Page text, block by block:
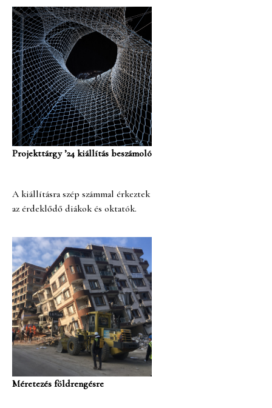
födémek leszakadásáról hallhatunk.
Projekttárgy ’24 kiállítás beszámoló
A kiállításra szép számmal érkeztek
az érdeklődő diákok és oktatók.
Méretezés földrengésre